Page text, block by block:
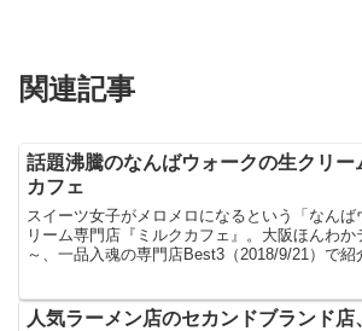
関連記事
話題沸騰のなんばウォークの生クリー
カフェ
スイーツ女子がメロメロになるという「なんば
リーム専門店『ミルクカフェ』。大阪ほんわ
～、一品入魂の専門店Best3（2018/9/21）で紹
人気ラーメン店のセカンドブランド店